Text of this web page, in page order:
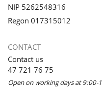
NIP 5262548316
Regon 017315012
CONTACT
Contact us
47 721 76 75
Open on working days at 9:00-